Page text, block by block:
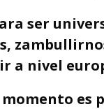
ser
a nivel
es